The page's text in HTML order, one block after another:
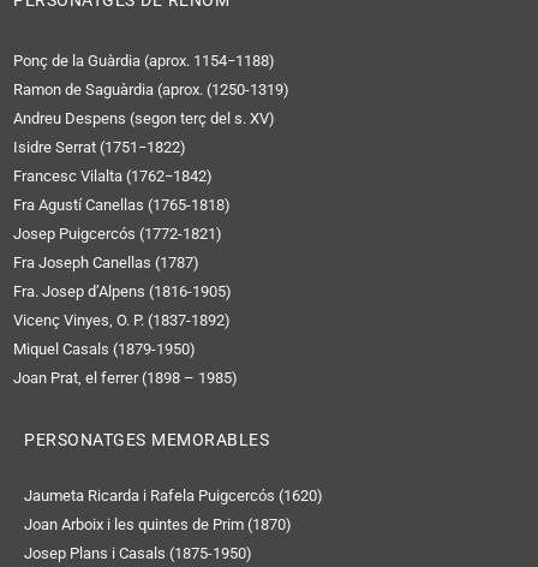
b
e
r
Ponç de la Guàrdia (aprox. 1154−1188)
Ramon de Saguàrdia (aprox. (1250-1319)
Andreu Despens (segon terç del s. XV)
Isidre Serrat (1751−1822)
Francesc Vilalta (1762−1842)
Fra Agustí Canellas (1765-1818)
Josep Puigcercós (1772-1821)
Fra Joseph Canellas (1787)
Fra. Josep d’Alpens (1816-1905)
Vicenç Vinyes, O. P. (1837-1892)
Miquel Casals (1879-1950)
Joan Prat, el ferrer (1898 – 1985)
PERSONATGES MEMORABLES
Jaumeta Ricarda i Rafela Puigcercós (1620)
Joan Arboix i les quintes de Prim (1870)
Josep Plans i Casals (1875-1950)